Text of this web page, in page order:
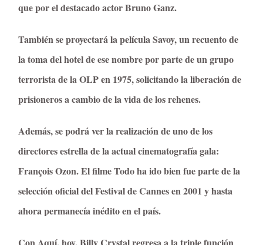
que por el destacado actor Bruno Ganz.
También se proyectará la película Savoy, un recuento de
la toma del hotel de ese nombre por parte de un grupo
terrorista de la OLP en 1975, solicitando la liberación de
prisioneros a cambio de la vida de los rehenes.
Además, se podrá ver la realización de uno de los
directores estrella de la actual cinematografía gala:
François Ozon. El filme Todo ha ido bien fue parte de la
selección oficial del Festival de Cannes en 2001 y hasta
ahora permanecía inédito en el país.